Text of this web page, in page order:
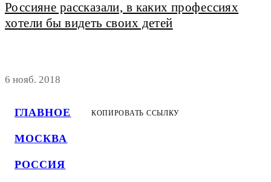
ГЛАВНОЕ
МОСКВА
РОССИЯ
Россияне рассказали, в каких профессиях
хотели бы видеть своих детей
6 нояб. 2018
КОПИРОВАТЬ ССЫЛКУ